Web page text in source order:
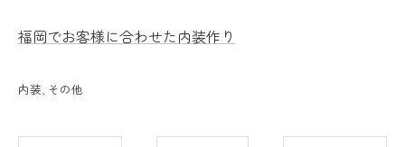
福岡でお客様に合わせた内装作り
内装 その他